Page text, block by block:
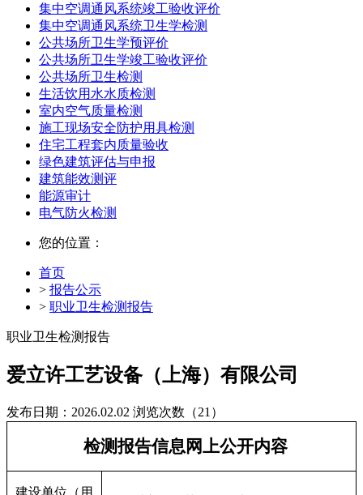
集中空调通风系统竣工验收评价
集中空调通风系统卫生学检测
公共场所卫生学预评价
公共场所卫生学竣工验收评价
公共场所卫生检测
生活饮用水水质检测
室内空气质量检测
施工现场安全防护用具检测
住宅工程套内质量验收
绿色建筑评估与申报
建筑能效测评
能源审计
电气防火检测
您的位置：
首页
> 报告公示
> 职业卫生检测报告
职业卫生检测报告
爱立许工艺设备（上海）有限公司
发布日期：2026.02.02 浏览次数（21）
检测报告信息网上公开内容
建设单位（用